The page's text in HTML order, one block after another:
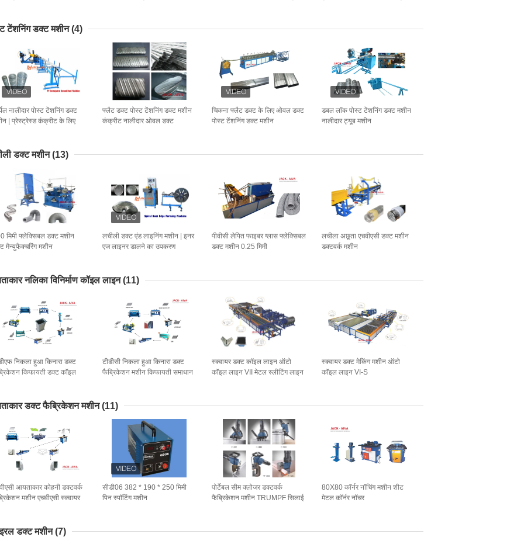
टेंशनिंग डक्ट मशीन (4)
नालीदार पोस्ट टेंशनिंग डक्ट
| प्रेस्ट्रेस्ड कंक्रीट के लिए
फ्लैट डक्ट पोस्ट टेंशनिंग डक्ट मशीन
कंक्रीट नालीदार ओवल डक्ट
चिकना फ्लैट डक्ट के लिए ओवल डक्ट
पोस्ट टेंशनिंग डक्ट मशीन
डबल लॉक पोस्ट टेंशनिंग डक्ट मशीन
नालीदार ट्यूब मशीन
डक्ट मशीन (13)
मिमी फ्लेक्सिबल डक्ट मशीन
मैन्युफैक्चरिंग मशीन
लचीली डक्ट एंड लाइनिंग मशीन | इनर
एज लाइनर डालने का उपकरण
पीवीसी लेपित फाइबर ग्लास फ्लेक्सिबल
डक्ट मशीन 0.25 मिमी
लचीला अछूता एचवीएसी डक्ट मशीन
डक्टवर्क मशीन
नलिका विनिर्माण कॉइल लाइन (11)
निकला हुआ किनारा डक्ट
किफायती डक्ट कॉइल
टीडीसी निकला हुआ किनारा डक्ट
फैब्रिकेशन मशीन किफायती समाधान
स्क्वायर डक्ट कॉइल लाइन ऑटो
कॉइल लाइन VII मेटल स्लीटिंग लाइन
स्क्वायर डक्ट मेकिंग मशीन ऑटो
कॉइल लाइन VI-S
डक्ट फैब्रिकेशन मशीन (11)
आयताकार कोहनी डक्टवर्क
मशीन एचवीएसी स्क्वायर
सीडी06 382 * 190 * 250 मिमी
पिन स्पॉटिंग मशीन
पोर्टेबल सीम क्लोजर डक्टवर्क
फैब्रिकेशन मशीन TRUMPF सिलाई
80X80 कॉर्नर नॉचिंग मशीन शीट
मेटल कॉर्नर नॉचर
डक्ट मशीन (7)